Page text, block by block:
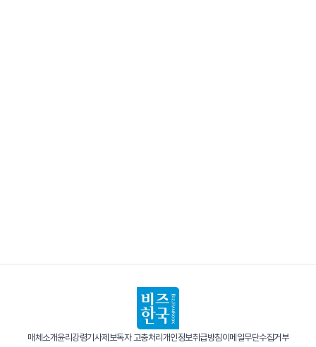
매체소개윤리강령기사제보독자 고충처리 개인정보취급방침이메일무단수집거부